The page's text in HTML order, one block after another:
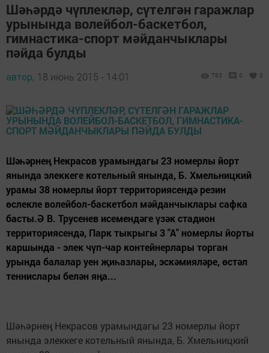
Шәһәрдә чүплекләр, сүтелгән гаражлар
урынында волейбол-баскетбол,
гимнастика-спорт мәйданчыклары
пәйда булды
автор, 18 июнь 2015 - 14:01 783 0 0
Шәһәрнең Некрасов урамындагы 23 номерлы йорт
янында элеккеге котельный янында, Б. Хмельницкий
урамы 38 номерлы йорт территориясендә резин
өслекле волейбол-баскетбол мәйданчыклары сафка
басты.Ә В. Трусенев исемендәге үзәк стадион
территориясендә, Парк тыкрыгы 3 "А" номерлы йорты
каршында - элек чүп-чар контейнерлары торган
урында балалар уен җиһазлары, эскәмияләре, өстәл
теннислары белән яңа...
Шәһәрнең Некрасов урамындагы 23 номерлы йорт
янында элеккеге котельный янында, Б. Хмельницкий